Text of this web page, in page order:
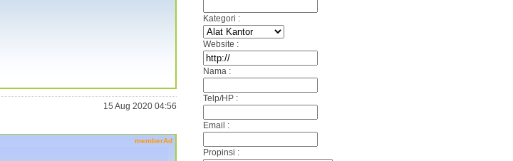
Kategori :
Website :
Nama :
Telp/HP :
Email :
Propinsi :
15 Aug 2020 04:56
memberAd